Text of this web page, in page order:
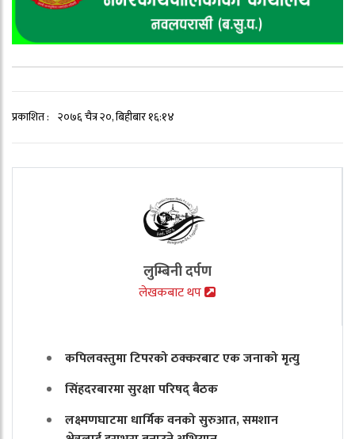
प्रकाशित : २०७६ चैत्र २०, बिहीबार १६:१४
लुम्बिनी दर्पण
लेखकबाट थप
कपिलवस्तुमा टिपरको ठक्करबाट एक जनाको मृत्यु
सिंहदरबारमा सुरक्षा परिषद् बैठक
लक्ष्मणघाटमा धार्मिक वनको सुरुआत, समशान